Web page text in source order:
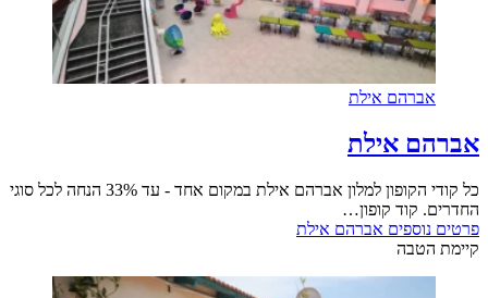
אברהם אילת
אברהם אילת
כל קודי הקופון למלון אברהם אילת במקום אחד - עד 33% הנחה לכל סוגי
החדרים. קוד קופון…
פרטים נוספים אברהם אילת
קיימת הטבה